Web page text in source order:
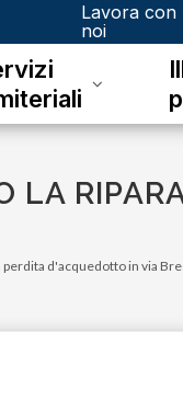
Lavora con
noi
LA
d'acquedotto in via